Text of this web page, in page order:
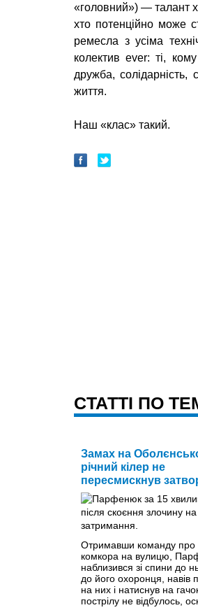
«головний») — талант
хто потенційно може
ремесла з усіма
колектив ever: ті,
дружба, солідарність,
життя.
Наш «клас» такий.
CТАТТІ ПО
Замах на
річний кілер не
пересмискнув
Отримавши команду про
комкора на вулицю,
наблизився зі спини до
до його охоронця, навів
на них і натиснув на
пострілу не відбулось,